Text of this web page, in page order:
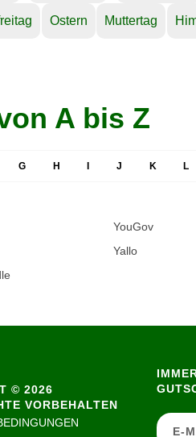
Ostern Muttertag
A bis Z
G H J K L
YouGov
Yallo
© 2026
VORBEHALTEN